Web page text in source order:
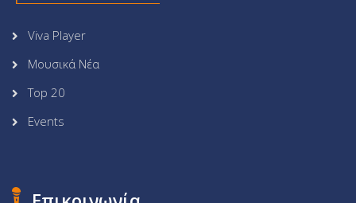
Viva Player
Μουσικά Νέα
Top 20
Events